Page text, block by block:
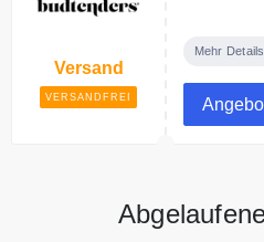
Versand
VERSANDFREI
Mehr Details